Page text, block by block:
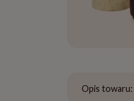
Opis towaru: